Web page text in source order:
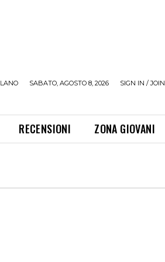
SABATO, AGOSTO 8, 2026 SIGN IN / JOIN
RECENSIONI ZONA GIOVANI